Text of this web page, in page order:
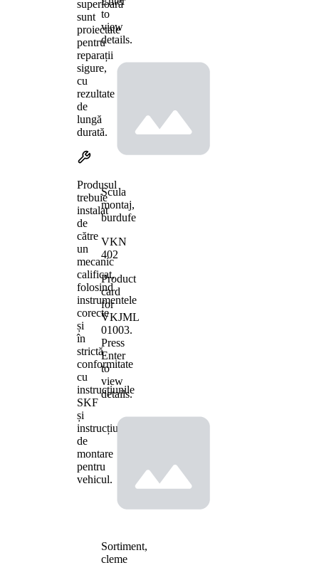
superioară
sunt
proiectate
pentru
reparații
sigure,
cu
rezultate
de
lungă
durată.
Produsul
trebuie
instalat
de
către
un
mecanic
calificat,
folosind
instrumentele
corecte
și
în
strictă
conformitate
cu
instrucțiunile
SKF
și
instrucțiunile
de
montare
pentru
vehicul.
to
view
details.
Scula
montaj,
burdufe
VKN
402
Product
card
for
VKJML
01003.
Press
Enter
to
view
details.
Sortiment,
cleme